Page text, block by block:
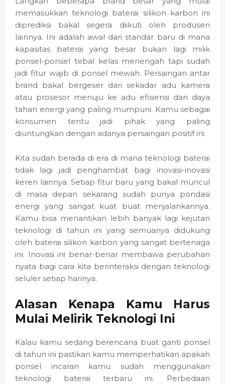
memasukkan teknologi baterai silikon karbon ini
diprediksi bakal segera diikuti oleh produsen
lainnya. Ini adalah awal dari standar baru di mana
kapasitas baterai yang besar bukan lagi milik
ponsel-ponsel tebal kelas menengah tapi sudah
jadi fitur wajib di ponsel mewah. Persaingan antar
brand bakal bergeser dari sekadar adu kamera
atau prosesor menuju ke adu efisiensi dan daya
tahan energi yang paling mumpuni. Kamu sebagai
konsumen tentu jadi pihak yang paling
diuntungkan dengan adanya persaingan positif ini.
Kita sudah berada di era di mana teknologi baterai
tidak lagi jadi penghambat bagi inovasi-inovasi
keren lainnya. Setiap fitur baru yang bakal muncul
di masa depan sekarang sudah punya pondasi
energi yang sangat kuat buat menjalankannya.
Kamu bisa menantikan lebih banyak lagi kejutan
teknologi di tahun ini yang semuanya didukung
oleh baterai silikon karbon yang sangat bertenaga
ini. Inovasi ini benar-benar membawa perubahan
nyata bagi cara kita berinteraksi dengan teknologi
seluler setiap harinya.
Alasan Kenapa Kamu Harus
Mulai Melirik Teknologi Ini
Kalau kamu sedang berencana buat ganti ponsel
di tahun ini pastikan kamu memperhatikan apakah
ponsel incaran kamu sudah menggunakan
teknologi baterai terbaru ini. Perbedaan